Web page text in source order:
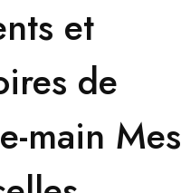
et
de
main Mes